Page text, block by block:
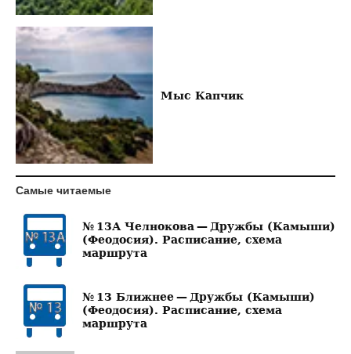
Мыс Капчик
Самые читаемые
№ 13А Челнокова — Дружбы (Камыши)
(Феодосия). Расписание, схема
маршрута
№ 13 Ближнее — Дружбы (Камыши)
(Феодосия). Расписание, схема
маршрута